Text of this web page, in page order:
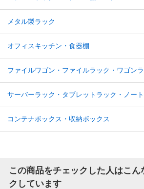
メタル製ラック
オフィスキッチン・食器棚
ファイルワゴン・ファイルラック・ワゴン
サーバーラック・タブレットラック・ノー
コンテナボックス・収納ボックス
この商品をチェックした人はこん
クしています